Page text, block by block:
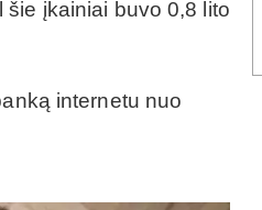
įkainiai buvo 0,8 lito
internetu nuo